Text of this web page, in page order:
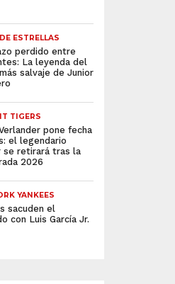
ESTRELLAS
perdido entre
La leyenda del
salvaje de Junior
TIGERS
pone fecha
el legendario
se retirará tras la
2026
YANKEES
sacuden el
con Luis García Jr.